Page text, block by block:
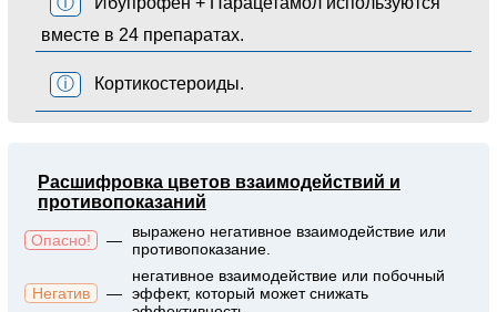
вместе в 24 препаратах.
ⓘ Кортикостероиды.
Расшифровка цветов взаимодействий и
противопоказаний
Опасно! —
выражено негативное взаимодействие или
противопоказание.
Негатив —
негативное взаимодействие или побочный
эффект, который может снижать